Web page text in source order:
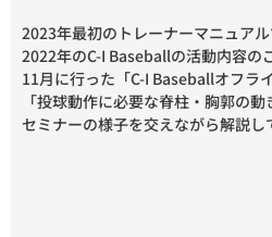
2023年最初のトレーナーマニュアル
2022年のC-I Baseballの活動内容の
11月に行った「C-I Baseballオフラ
「投球動作に必要な脊柱・胸郭の
セミナーの様子を交えながら解説し